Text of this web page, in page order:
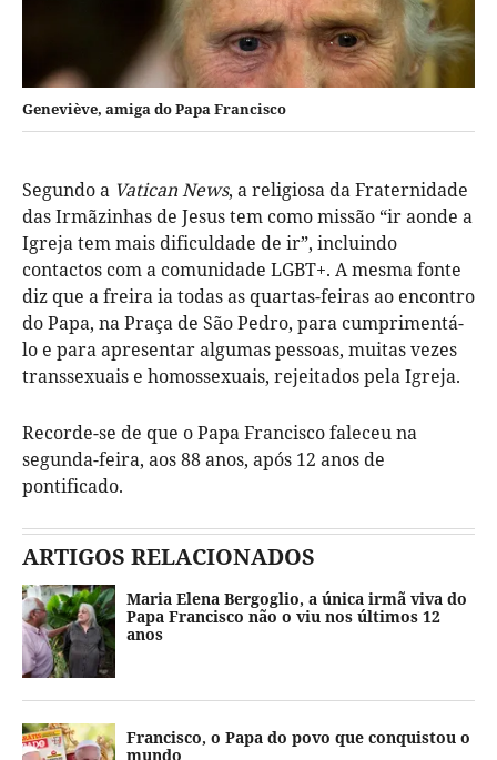
Geneviève, amiga do Papa Francisco
Segundo a Vatican News, a religiosa da Fraternidade
das Irmãzinhas de Jesus tem como missão “ir aonde a
Igreja tem mais dificuldade de ir”, incluindo
contactos com a comunidade LGBT+. A mesma fonte
diz que a freira ia todas as quartas-feiras ao encontro
do Papa, na Praça de São Pedro, para cumprimentá-
lo e para apresentar algumas pessoas, muitas vezes
transsexuais e homossexuais, rejeitados pela Igreja.
Recorde-se de que o Papa Francisco faleceu na
segunda-feira, aos 88 anos, após 12 anos de
pontificado.
ARTIGOS RELACIONADOS
Maria Elena Bergoglio, a única irmã viva do
Papa Francisco não o viu nos últimos 12
anos
Francisco, o Papa do povo que conquistou o
mundo